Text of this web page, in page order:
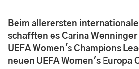
Beim allerersten
schafften es Carina Wenninger
UEFA Women's Champions
neuen UEFA Women's Europa